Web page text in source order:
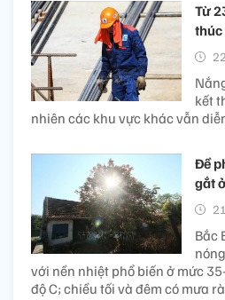
Từ
thúc
kết
nhiên các khu vực khác vẫn
Đề
gắt
Bắc
với nền nhiệt phổ biến ở mức
độ C; chiều tối và đêm có mưa